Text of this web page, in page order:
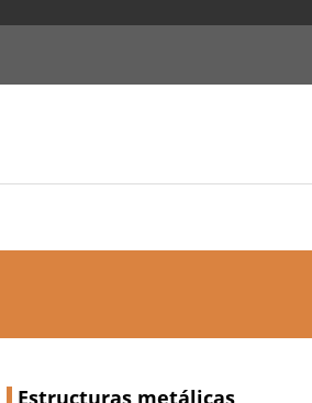
Estructuras metálicas